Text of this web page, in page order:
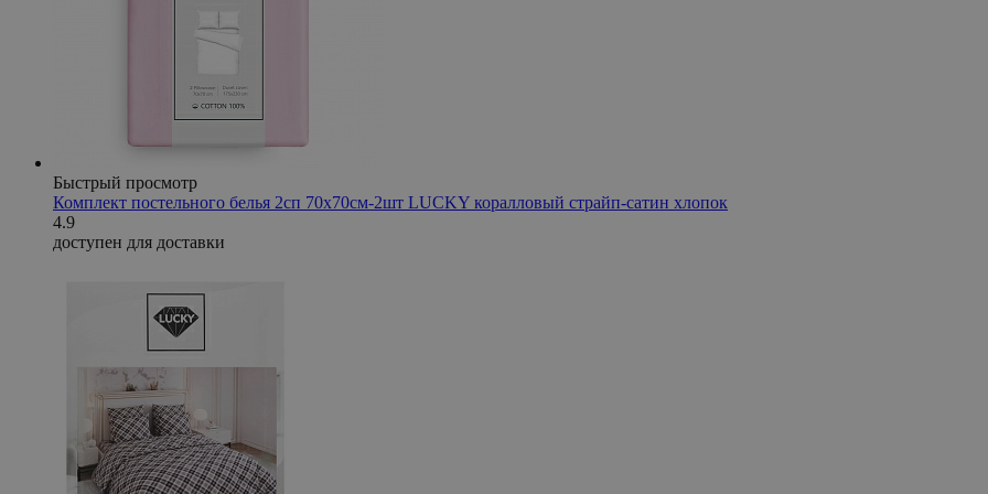
Быстрый просмотр
Комплект постельного белья 2сп 70х70см-2шт LUCKY коралловый страйп-сатин хлопок
4.9
доступен для доставки